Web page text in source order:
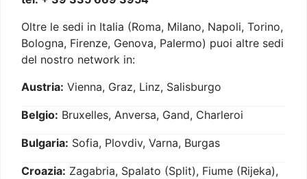
Oltre le sedi in Italia (Roma, Milano, Napoli, Torino,
Bologna, Firenze, Genova, Palermo) puoi altre sedi
del nostro network in:
Austria: Vienna, Graz, Linz, Salisburgo
Belgio: Bruxelles, Anversa, Gand, Charleroi
Bulgaria: Sofia, Plovdiv, Varna, Burgas
Croazia: Zagabria, Spalato (Split), Fiume (Rijeka),